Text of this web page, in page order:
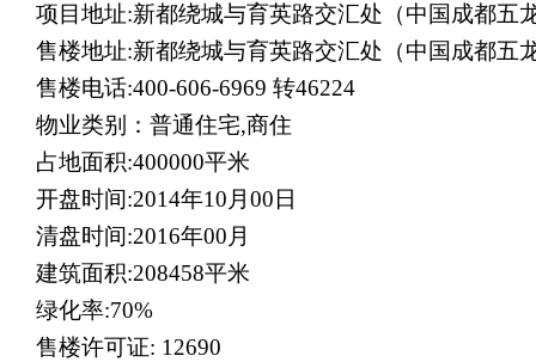
项目地址:新都绕城与育英路交汇处（中国成都五
售楼地址:新都绕城与育英路交汇处（中国成都五
售楼电话:400-606-6969 转46224
物业类别：普通住宅,商住
占地面积:400000平米
开盘时间:2014年10 月 00 日
清盘时间:2016年00 月
建筑面积:208458平米
绿化率:70%
售楼许可证: 12690